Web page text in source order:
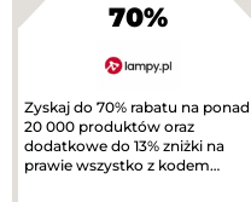
70%
Zyskaj do 70% rabatu na ponad
20 000 produktów oraz
dodatkowe do 13% zniżki na
prawie wszystko z kodem